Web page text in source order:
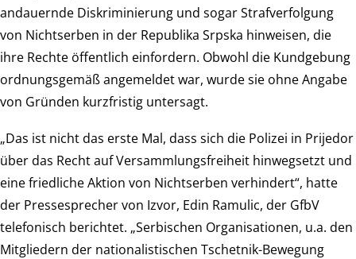
andauernde Diskriminierung und sogar Strafverfolgung
von Nichtserben in der Republika Srpska hinweisen, die
ihre Rechte öffentlich einfordern. Obwohl die Kundgebung
ordnungsgemäß angemeldet war, wurde sie ohne Angabe
von Gründen kurzfristig untersagt.
„Das ist nicht das erste Mal, dass sich die Polizei in Prijedor
über das Recht auf Versammlungsfreiheit hinwegsetzt und
eine friedliche Aktion von Nichtserben verhindert“, hatte
der Pressesprecher von Izvor, Edin Ramulic, der GfbV
telefonisch berichtet. „Serbischen Organisationen, u.a. den
Mitgliedern der nationalistischen Tschetnik-Bewegung